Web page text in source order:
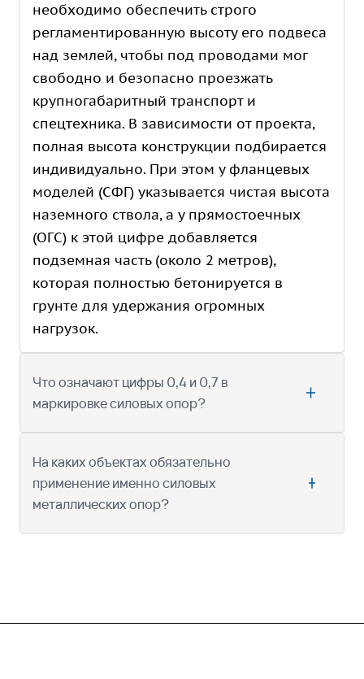
необходимо обеспечить строго
регламентированную высоту его подвеса
над землей, чтобы под проводами мог
свободно и безопасно проезжать
крупногабаритный транспорт и
спецтехника. В зависимости от проекта,
полная высота конструкции подбирается
индивидуально. При этом у фланцевых
моделей (СФГ) указывается чистая высота
наземного ствола, а у прямостоечных
(ОГС) к этой цифре добавляется
подземная часть (около 2 метров),
которая полностью бетонируется в
грунте для удержания огромных
нагрузок.
Что означают цифры 0,4 и 0,7 в
маркировке силовых опор?
На каких объектах обязательно
применение именно силовых
металлических опор?